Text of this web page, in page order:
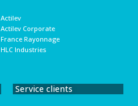
Actilev
Actilev Corporate
France Rayonnage
HLC Industries
Service clients